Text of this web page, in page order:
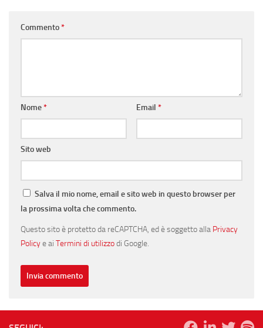
Commento*
Nome* Email *
Sito web
Salva il mio nome, email e sito web in questo browser per
la prossima volta che commento.
Questo sito è protetto da reCAPTCHA, ed è soggetto alla Privacy
Policye ai Termini di utilizzodi Google.